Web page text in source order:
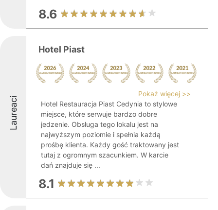
8.6
Laureaci
Hotel Piast
Pokaż więcej >>
Hotel Restauracja Piast Cedynia to stylowe
miejsce, które serwuje bardzo dobre
jedzenie. Obsługa tego lokalu jest na
najwyższym poziomie i spełnia każdą
prośbę klienta. Każdy gość traktowany jest
tutaj z ogromnym szacunkiem. W karcie
dań znajduje się ...
8.1